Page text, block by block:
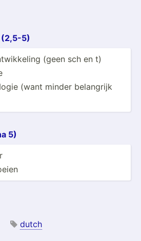
5)
(geen sch en t)
(want minder belangrijk
5)
dutch